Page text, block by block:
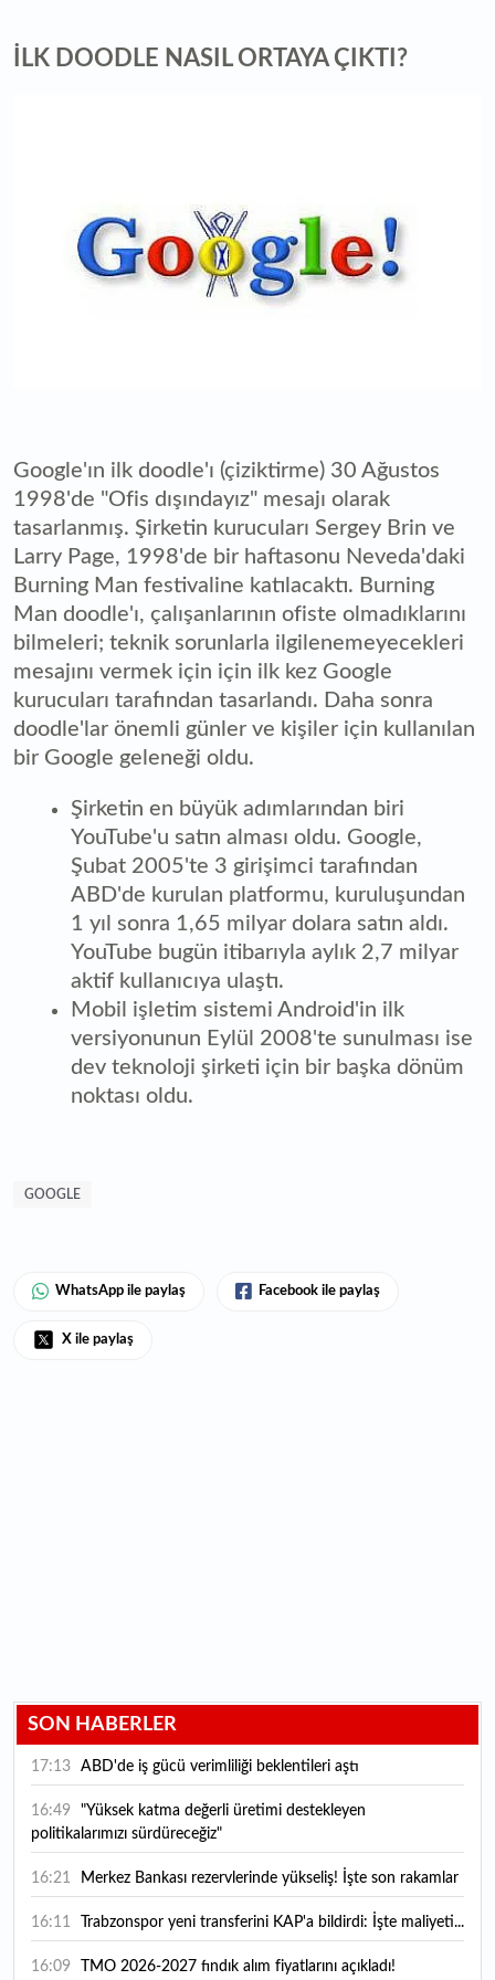
İLK DOODLE NASIL ORTAYA ÇIKTI?
Google'ın ilk doodle'ı (çiziktirme) 30 Ağustos
1998'de "Ofis dışındayız" mesajı olarak
tasarlanmış. Şirketin kurucuları Sergey Brin ve
Larry Page, 1998'de bir haftasonu Neveda'daki
Burning Man festivaline katılacaktı. Burning
Man doodle'ı, çalışanlarının ofiste olmadıklarını
bilmeleri; teknik sorunlarla ilgilenemeyecekleri
mesajını vermek için için ilk kez Google
kurucuları tarafından tasarlandı. Daha sonra
doodle'lar önemli günler ve kişiler için kullanılan
bir Google geleneği oldu.
Şirketin en büyük adımlarından biri
YouTube'u satın alması oldu. Google,
Şubat 2005'te 3 girişimci tarafından
ABD'de kurulan platformu, kuruluşundan
1 yıl sonra 1,65 milyar dolara satın aldı.
YouTube bugün itibarıyla aylık 2,7 milyar
aktif kullanıcıya ulaştı.
Mobil işletim sistemi Android'in ilk
versiyonunun Eylül 2008'te sunulması ise
dev teknoloji şirketi için bir başka dönüm
noktası oldu.
GOOGLE
WhatsApp ile paylaş Facebook ile paylaş
X ile paylaş
SON HABERLER
17:13 ABD'de iş gücü verimliliği beklentileri aştı
16:49
politikalarımızı sürdüreceğiz"
16:21 Merkez Bankası rezervlerinde yükseliş! İşte son rakamlar
16:11 Trabzonspor yeni transferini KAP'a bildirdi: İşte maliyeti...
16:09 TMO 2026-2027 fındık alım fiyatlarını açıkladı!